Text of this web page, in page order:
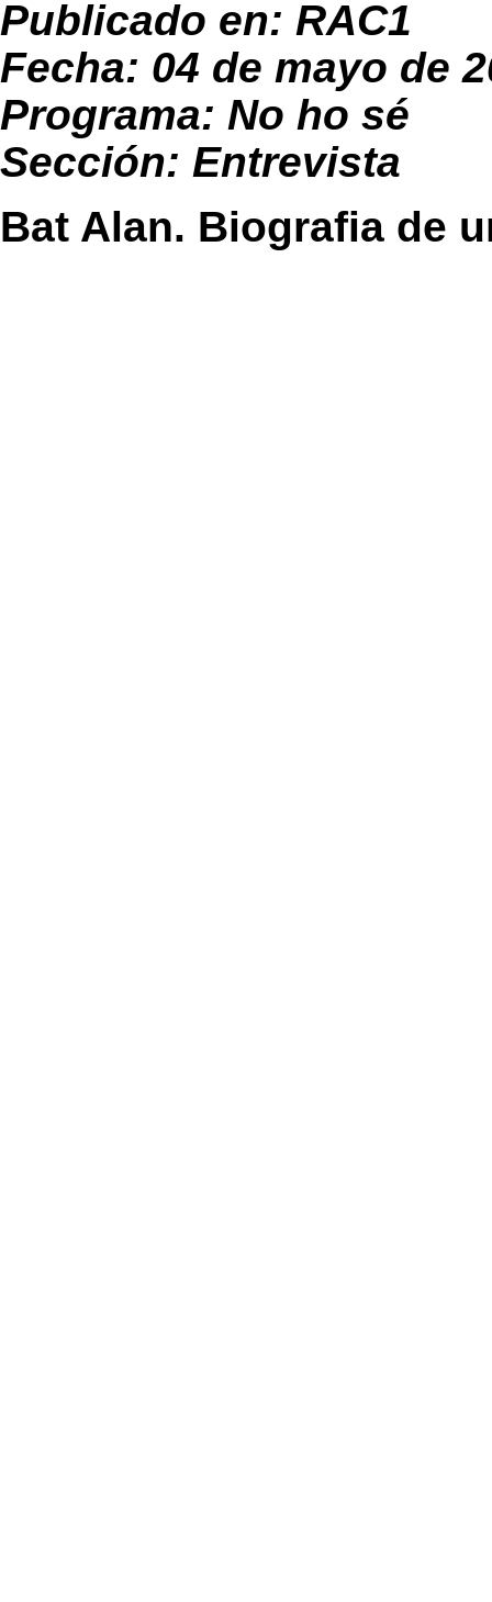
Publicado en: RAC1
Fecha: 04 de mayo de
Programa: No ho sé
Sección: Entrevista
Bat Alan. Biografia de